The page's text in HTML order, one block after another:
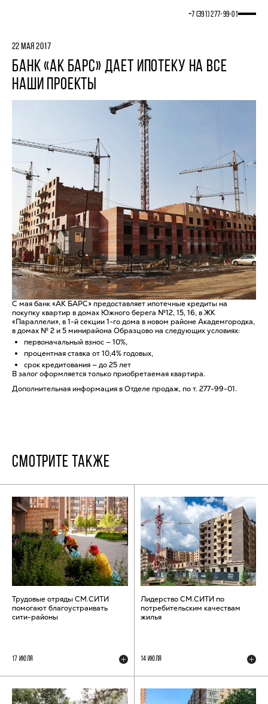
+7 (391) 277‒99‒01
22 МАЯ 2017
БАНК «АК БАРС» ДАЕТ ИПОТЕКУ НА ВСЕ
НАШИ ПРОЕКТЫ
С мая банк «АК БАРС» предоставляет ипотечные кредиты на
покупку квартир в домах Южного берега №12, 15, 16, в ЖК
«Параллели», в 1-й секции 1-го дома в новом районе Академгородка,
в домах № 2 и 5 минирайона Образцово на следующих условиях:
первоначальный взнос — 10%,
процентная ставка от 10,4% годовых,
срок кредитования — до 25 лет
В залог оформляется только приобретаемая квартира.
Дополнительная информация в Отделе продаж, по т. 277-99-01.
СМОТРИТЕ ТАКЖЕ
Трудовые отряды СМ.СИТИ
помогают благоустраивать
сити-районы
17 ИЮЛЯ
Лидерство СМ.СИТИ по
потребительским качествам
жилья
14 ИЮЛЯ